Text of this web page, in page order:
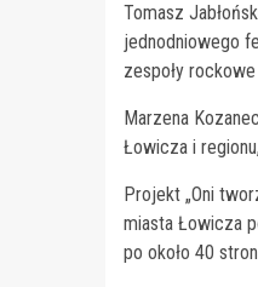
Tomasz
jednodniowego
zespoły
Marzena
Łowicza i
Projekt „Oni
miasta Łowicza
po około 40